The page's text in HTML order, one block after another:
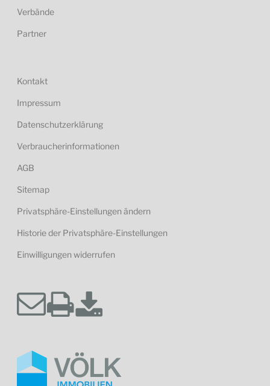
Verbände
Partner
Kontakt
Impressum
Datenschutzerklärung
Verbraucherinformationen
AGB
Sitemap
Privatsphäre-Einstellungen ändern
Historie der Privatsphäre-Einstellungen
Einwilligungen widerrufen